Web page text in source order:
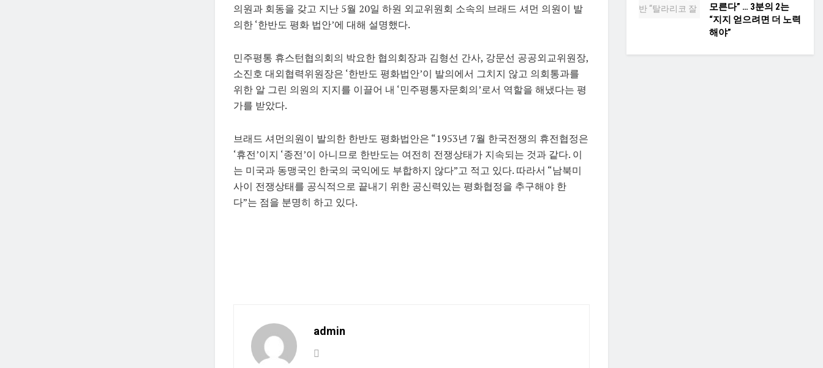
의원과 회동을 갖고 지난 5월 20일 하원 외교위원회 소속의 브래드 셔먼 의원이 발
의한 ‘한반도 평화 법안’에 대해 설명했다.
민주평통 휴스턴협의회의 박요한 협의회장과 김형선 간사, 강문선 공공외교위원장,
소진호 대외협력위원장은 ‘한반도 평화법안’이 발의에서 그치지 않고 의회통과를
위한 알 그린 의원의 지지를 이끌어 내 ‘민주평통자문회의’로서 역할을 해냈다는 평
가를 받았다.
브래드 셔먼의원이 발의한 한반도 평화법안은 “1953년 7월 한국전쟁의 휴전협정은
‘휴전’이지 ‘종전’이 아니므로 한반도는 여전히 전쟁상태가 지속되는 것과 같다. 이
는 미국과 동맹국인 한국의 국익에도 부합하지 않다”고 적고 있다. 따라서 “남북미
사이 전쟁상태를 공식적으로 끝내기 위한 공신력있는 평화협정을 추구해야 한
다”는 점을 분명히 하고 있다.
admin
모른다” … 3분의 2는
“지지 얻으려면 더 노력
해야”